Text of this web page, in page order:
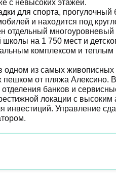
с невысоких этажей.
для спорта, прогулочный
и находится под
многоуровневый
на 1 750 мест и
комплексом и
из самых живописных
пешком от пляжа Алексино.
банков и
локации с
инвестиций. Управление